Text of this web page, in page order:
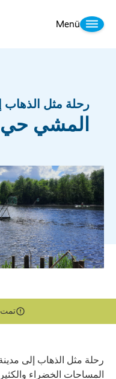
Menü
رحلة مثل الذهاب
المشي حي
تمت
رحلة مثل الذهاب إلى
المساحات الخضراء